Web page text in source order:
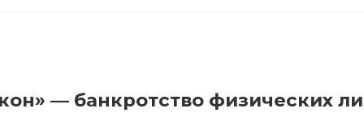
— банкротство физических